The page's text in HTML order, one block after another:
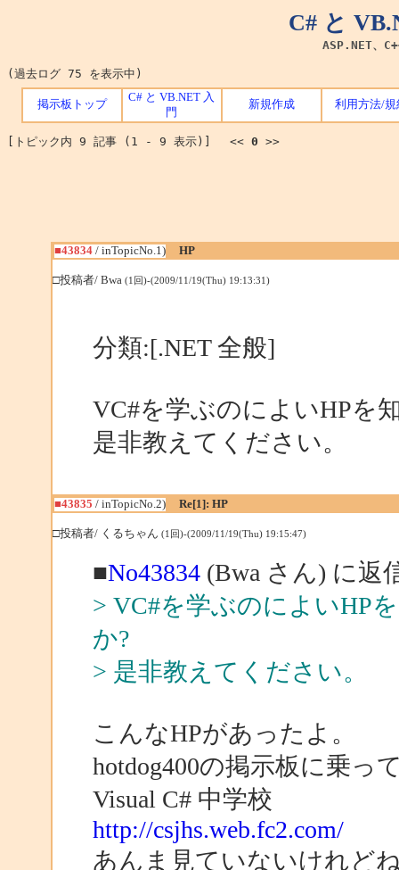
C# と
ASP.NET、
(過去ログ 75 を表示中)
掲示板トップ
C# と VB.NET 入
門
新規作成 利用方法/規
[トピック内 9 記事 (1 - 9 表示)] << 0 >>
■43834/ inTopicNo.1) HP
□投稿者/ Bwa (1回)-(2009/11/19(Thu) 19:13:31)
分類:[.NET 全般]
VC#を学ぶのによいHPを
是非教えてください。
■43835 / inTopicNo.2) Re[1]: HP
□投稿者/ くるちゃん (1回)-(2009/11/19(Thu) 19:15:47)
■No43834(Bwa さん) に返
> VC#を学ぶのによいHP
か?
> 是非教えてください。
こんなHPがあったよ。
hotdog400の掲示板に乗っ
Visual C# 中学校
http://csjhs.web.fc2.com/
あんま見ていないけれど